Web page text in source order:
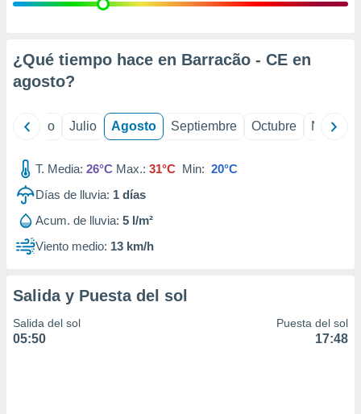
e
mediante
de
1199
¿Qué tiempo hace en Barracão - CE en
agosto?
Junio Julio Agosto Septiembre Octubre
T. Media: 26°C Max.: 31°C Min: 20°C
Días de lluvia: 1 días
Acum. de lluvia: 5 l/m²
Viento medio: 13 km/h
Salida y Puesta del sol
Salida del sol
05:50
Puesta del sol
17:48